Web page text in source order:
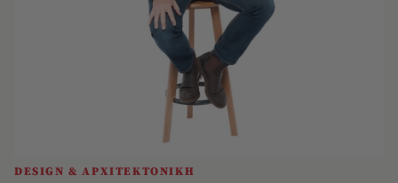
DESIGN & ΑΡΧΙΤΕΚΤΟΝΙΚΗ